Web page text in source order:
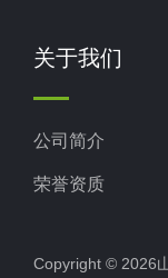
关于我们
公司简介
荣誉资质
Copyright © 2026